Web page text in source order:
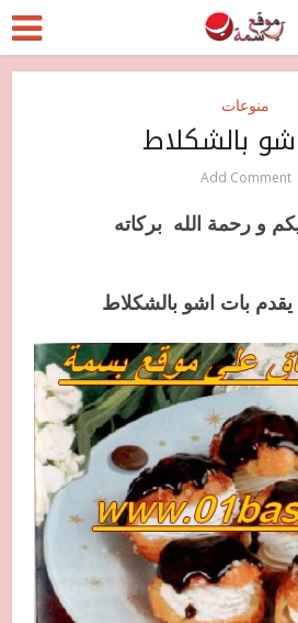
منوعات
بالشكلاط
Add Comment
و رحمة الله بركاته
بات اشو بالشكلاط